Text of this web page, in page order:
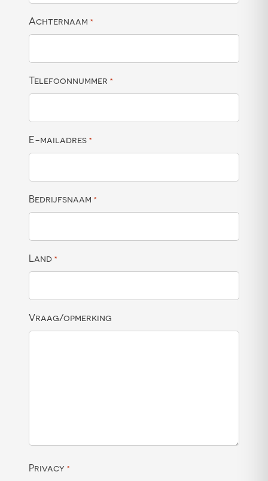
Achternaam *
Telefoonnummer *
E-mailadres *
Bedrijfsnaam *
Land *
Vraag/opmerking
Privacy *